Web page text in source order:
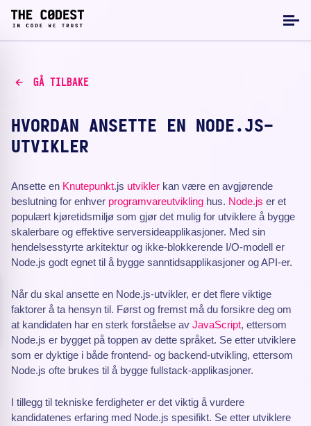
GÅ TILBAKE
HVORDAN ANSETTE EN NODE.JS-
UTVIKLER
Ansette en Knutepunkt.js utvikler kan være en avgjørende
beslutning for enhver programvareutvikling hus. Node.js er et
populært kjøretidsmiljø som gjør det mulig for utviklere å bygge
skalerbare og effektive serversideapplikasjoner. Med sin
hendelsesstyrte arkitektur og ikke-blokkerende I/O-modell er
Node.js godt egnet til å bygge sanntidsapplikasjoner og API-er.
Når du skal ansette en Node.js-utvikler, er det flere viktige
faktorer å ta hensyn til. Først og fremst må du forsikre deg om
at kandidaten har en sterk forståelse av JavaScript, ettersom
Node.js er bygget på toppen av dette språket. Se etter utviklere
som er dyktige i både frontend- og backend-utvikling, ettersom
Node.js ofte brukes til å bygge fullstack-applikasjoner.
I tillegg til tekniske ferdigheter er det viktig å vurdere
kandidatenes erfaring med Node.js spesifikt. Se etter utviklere